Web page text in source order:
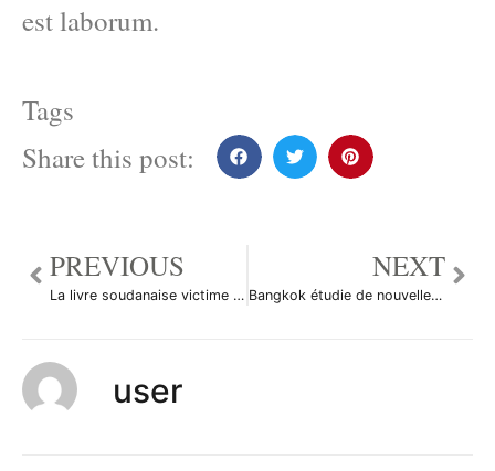
est laborum.
Tags
Share this post:
PREVIOUS
La livre soudanaise victime de rumeurs persistantes
NEXT
Bangkok étudie de nouvelles mesures pour freiner le baht
user